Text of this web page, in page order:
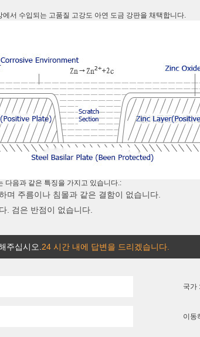
서 수입되는 고품질 고강도 아연 도금 강판을 채택합니다.
다음과 같은 특징을 가지고 있습니다.:
며 주름이나 침몰과 같은 결함이 없습니다.
. 검은 반점이 없습니다.
주십시오. 24 시간 내에 답변을 드리겠습니다.
국가 :
이동